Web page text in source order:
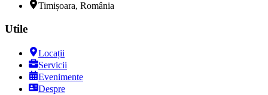
Timișoara, România
Utile
Locații
Servicii
Evenimente
Despre